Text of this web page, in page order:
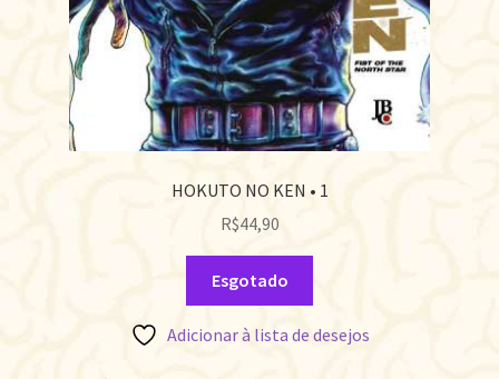
HOKUTO NO KEN • 1
R$44,90
Esgotado
Adicionar à lista de desejos